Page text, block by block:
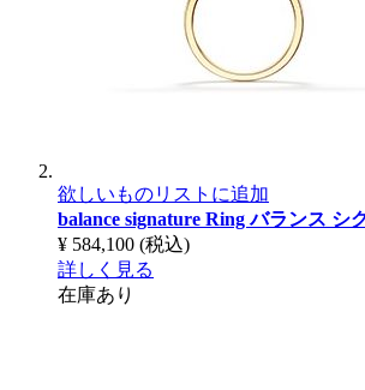
欲しいものリストに追加
balance signature Ringバランス シ
¥ 584,100 (税込)
詳しく見る
在庫あり